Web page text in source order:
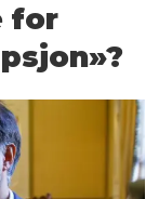
for